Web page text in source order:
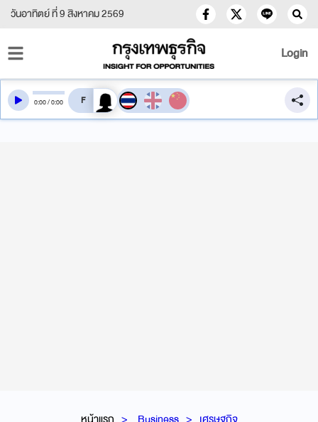
วันอาทิตย์ ที่ 9 สิงหาคม 2569
Login
0:00/0:00 สลับเสียงอ่าน